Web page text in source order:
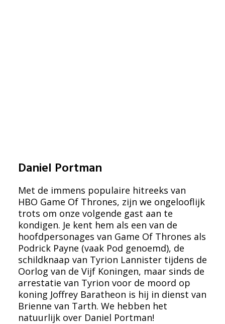
Daniel Portman
Met de immens populaire hitreeks van
HBO Game Of Thrones, zijn we ongelooflijk
trots om onze volgende gast aan te
kondigen. Je kent hem als een van de
hoofdpersonages van Game Of Thrones als
Podrick Payne (vaak Pod genoemd), de
schildknaap van Tyrion Lannister tijdens de
Oorlog van de Vijf Koningen, maar sinds de
arrestatie van Tyrion voor de moord op
koning Joffrey Baratheon is hij in dienst van
Brienne van Tarth. We hebben het
natuurlijk over Daniel Portman!